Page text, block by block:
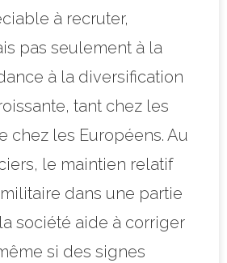
à recruter,
pas seulement à la
à la diversification
tant chez les
chez les Européens. Au
le maintien relatif
dans une partie
société aide à corriger
si des signes